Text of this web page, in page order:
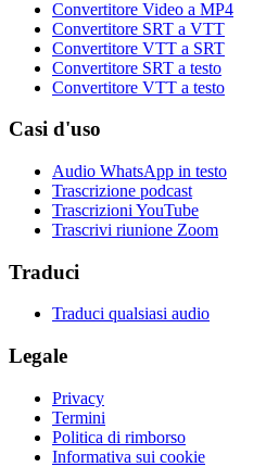
Convertitore Video a MP4
Convertitore SRT a VTT
Convertitore VTT a SRT
Convertitore SRT a testo
Convertitore VTT a testo
Casi d'uso
Audio WhatsApp in testo
Trascrizione podcast
Trascrizioni YouTube
Trascrivi riunione Zoom
Traduci
Traduci qualsiasi audio
Legale
Privacy
Termini
Politica di rimborso
Informativa sui cookie